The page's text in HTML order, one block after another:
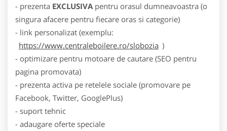
- prezenta EXCLUSIVA pentru orasul dumneavoastra (o
singura afacere pentru fiecare oras si categorie)
- link personalizat (exemplu:
https://www.centraleboilere.ro/slobozia )
- optimizare pentru motoare de cautare (SEO pentru
pagina promovata)
- prezenta activa pe retelele sociale (promovare pe
Facebook, Twitter, GooglePlus)
- suport tehnic
- adaugare oferte speciale